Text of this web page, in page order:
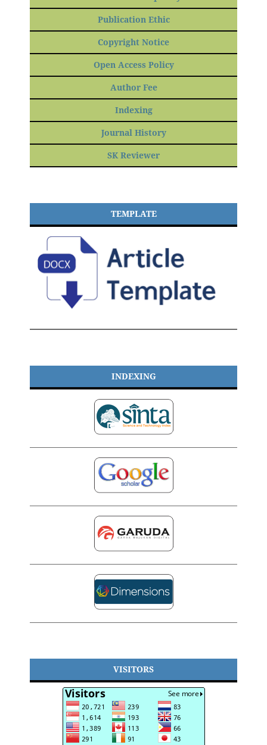
Publication Ethic
Copyright Notice
Open Access Policy
Author Fee
Indexing
Journal History
SK Reviewer
TEMPLATE
INDEXING
VISITORS